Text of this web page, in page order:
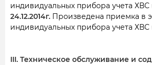
индивидуальных прибора учета
24.12.2014г. Произведена приемка в
индивидуальных прибора учета
III. Техническое обслуживание и